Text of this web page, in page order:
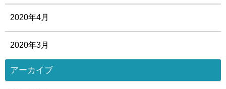
2020年4月
2020年3月
アーカイブ